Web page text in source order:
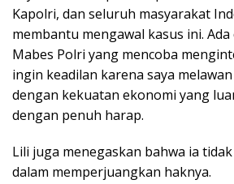
Kapolri, dan seluruh masyarakat
membantu mengawal kasus ini.
Mabes Polri yang mencoba
ingin keadilan karena saya
dengan kekuatan ekonomi yang
dengan penuh harap.
Lili juga menegaskan bahwa ia
dalam memperjuangkan haknya.